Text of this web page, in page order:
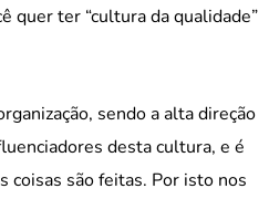
quer ter “cultura da qualidade”
sendo a alta direção
desta cultura, e é
coisas são feitas. Por isto nos